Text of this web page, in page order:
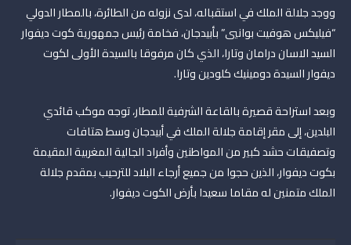
ووجد جلالة الملك في استقباله، لدى نزوله من الطائرة، بالمطار الدولي
“فيليكس هوفيت بوانيي” بأبيدجان، فخامة رئيس جمهورية كوت ديفوار
السيد الاسان درامان وتارا، الذي كان مرفوقا بالسيدة الأولى لكوت
ديفوار السيدة دومينيك كلودين وتارا.
وبعد استراحة قصيرة بالقاعة الشرفية للمطار، توجه موكب قائدي
البلدين، إلى مقر إقامة جلالة الملك في أبيدجان وسط هتافات
وتصفيقات حشد كبير من المواطنين وأفراد الجالية المغربية المقيمة
بكوت ديفوار، الذين حجوا من جميع أرجاء البلاد للترحيب بمقدم جلالة
الملك متمنين له مقاما سعيدا بأرض الكوت ديفوار.